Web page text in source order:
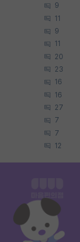
9
11
9
11
20
23
16
16
27
7
7
12